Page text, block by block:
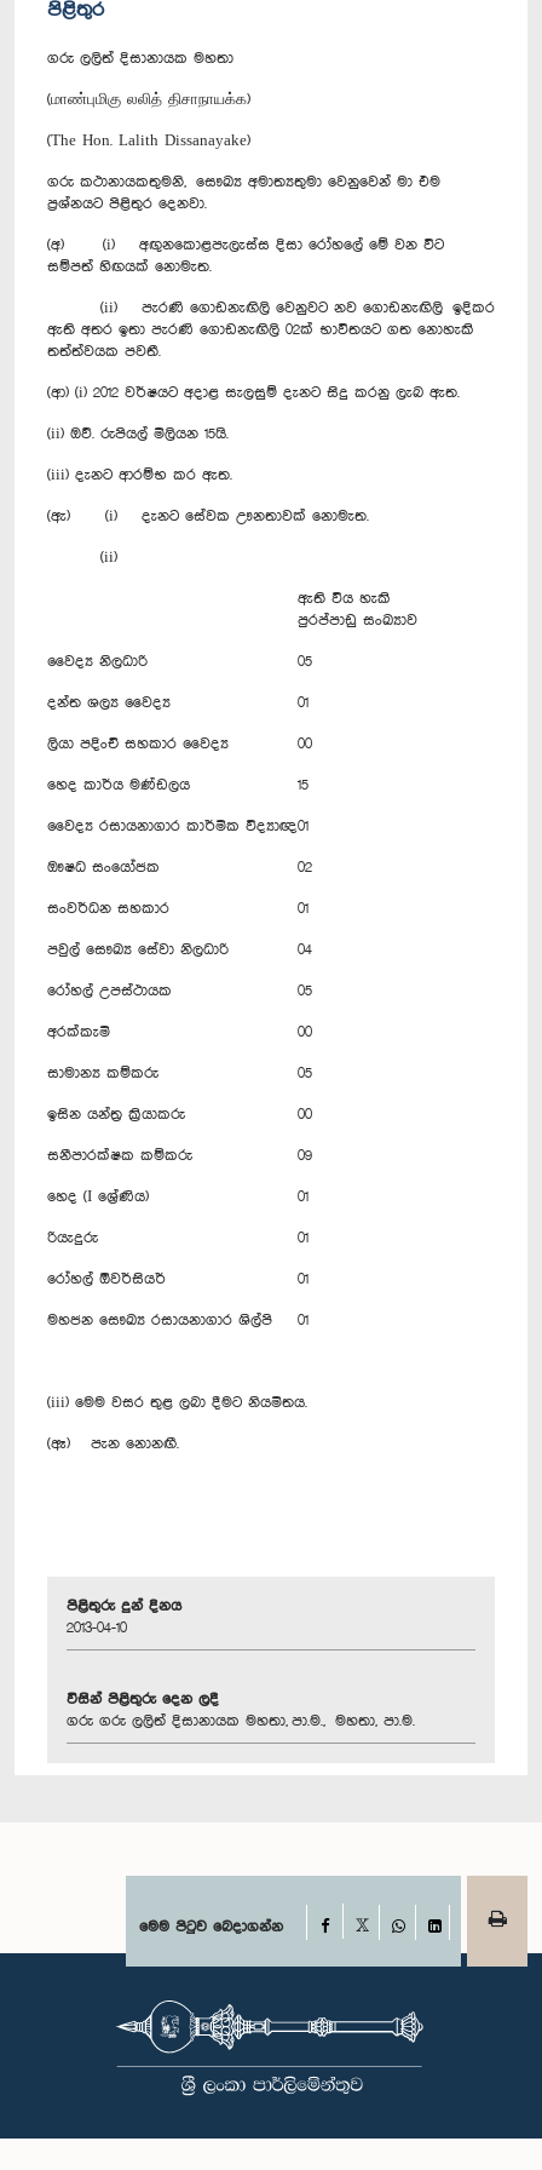
පිළිතුර
ගරු ලලිත් දිසානායක මහතා
(மாண்புமிகு லலித் திசாநாயக்க)
(The Hon. Lalith Dissanayake)
ගරු කථානායකතුමනි, සෞඛ්‍ය අමාත්‍යතුමා වෙනුවෙන් මා එම
ප්‍රශ්නයට පිළිතුර දෙනවා.
(අ) (i) අඟුනකොළපැලැස්ස දිසා රෝහලේ මේ වන විට
සම්පත් හිඟයක් නොමැත.
(ii) පැරණි ගොඩනැඟිලි වෙනුවට නව ගොඩනැඟිලි ඉදිකර
ඇති අතර ඉතා පැරණි ගොඩනැඟිලි 02ක් භාවිතයට ගත නොහැකි
තත්ත්වයක පවතී.
(ආ) (i) 2012 වර්ෂයට අදාළ සැලසුම් දැනට සිදු කරනු ලැබ ඇත.
(ii) ඔව්. රුපියල් මිලියන 15යි.
(iii) දැනට ආරම්භ කර ඇත.
(ඇ) (i) දැනට සේවක ඌනතාවක් නොමැත.
(ii)
ඇති විය හැකි
පුරප්පාඩු සංඛ්‍යාව
වෛද්‍ය නිලධාරි 05
දන්ත ශල්‍ය වෛද්‍ය 01
ලියා පදිංචි සහකාර වෛද්‍ය 00
හෙද කාර්ය මණ්ඩලය 15
වෛද්‍ය රසායනාගාර කාර්මික විද්‍යාඥ01
ඖෂධ සංයෝජක 02
සංවර්ධන සහකාර 01
පවුල් සෞඛ්‍ය සේවා නිලධාරි 04
රෝහල් උපස්ථායක 05
අරක්කැමි 00
සාමාන්‍ය කම්කරු 05
ඉසින යන්ත්‍ර ක්‍රියාකරු 00
සනීපාරක්ෂක කම්කරු 09
හෙද (I ශ්‍රේණිය) 01
රියැදුරු 01
රෝහල් ඕවර්සියර් 01
මහජන සෞඛ්‍ය රසායනාගාර ශිල්පි 01
(iii) මෙම වසර තුළ ලබා දීමට නියමිතය.
(ඈ) පැන නොනඟී.
පිළිතුරු දුන් දිනය
2013-04-10
විසින් පිළිතුරු දෙන ලදී
ගරු ගරු ලලිත් දිසානායක මහතා, පා.ම., මහතා, පා.ම.
මෙම පිටුව බෙදාගන්න Facebook
WhatsAppLinkedIn